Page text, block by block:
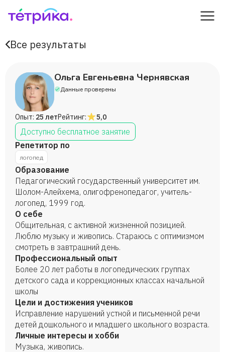
Все результаты
Ольга Евгеньевна Чернявская
Данные проверены
Опыт: 25 летРейтинг: 5,0
Доступно бесплатное занятие
Репетитор по
логопед
Образование
Педагогический государственный университет им.
Шолом-Алейхема, олигофренопедагог, учитель-
логопед, 1999 год.
О себе
Общительная, с активной жизненной позицией.
Люблю музыку и живопись. Стараюсь с оптимизмом
смотреть в завтрашний день.
Профессиональный опыт
Более 20 лет работы в логопедических группах
детского сада и коррекционных классах начальной
школы
Цели и достижения учеников
Исправление нарушений устной и письменной речи
детей дошкольного и младшего школьного возраста.
Личные интересы и хобби
Музыка, живопись.